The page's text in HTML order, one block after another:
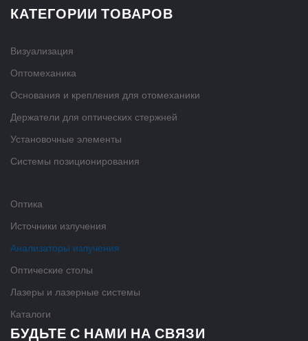
КАТЕГОРИИ ТОВАРОВ
Визуализация
Оптомеханика
Основания и крепления для отомеханики
Держатели для оптических стержней
Установочные элементы
Системы позиционирования
Оптика
Источники излучения
Анализаторы излучения
Оптические столы
Лазеры и лазерные системы
Каталоги
БУДЬТЕ С НАМИ НА СВЯЗИ